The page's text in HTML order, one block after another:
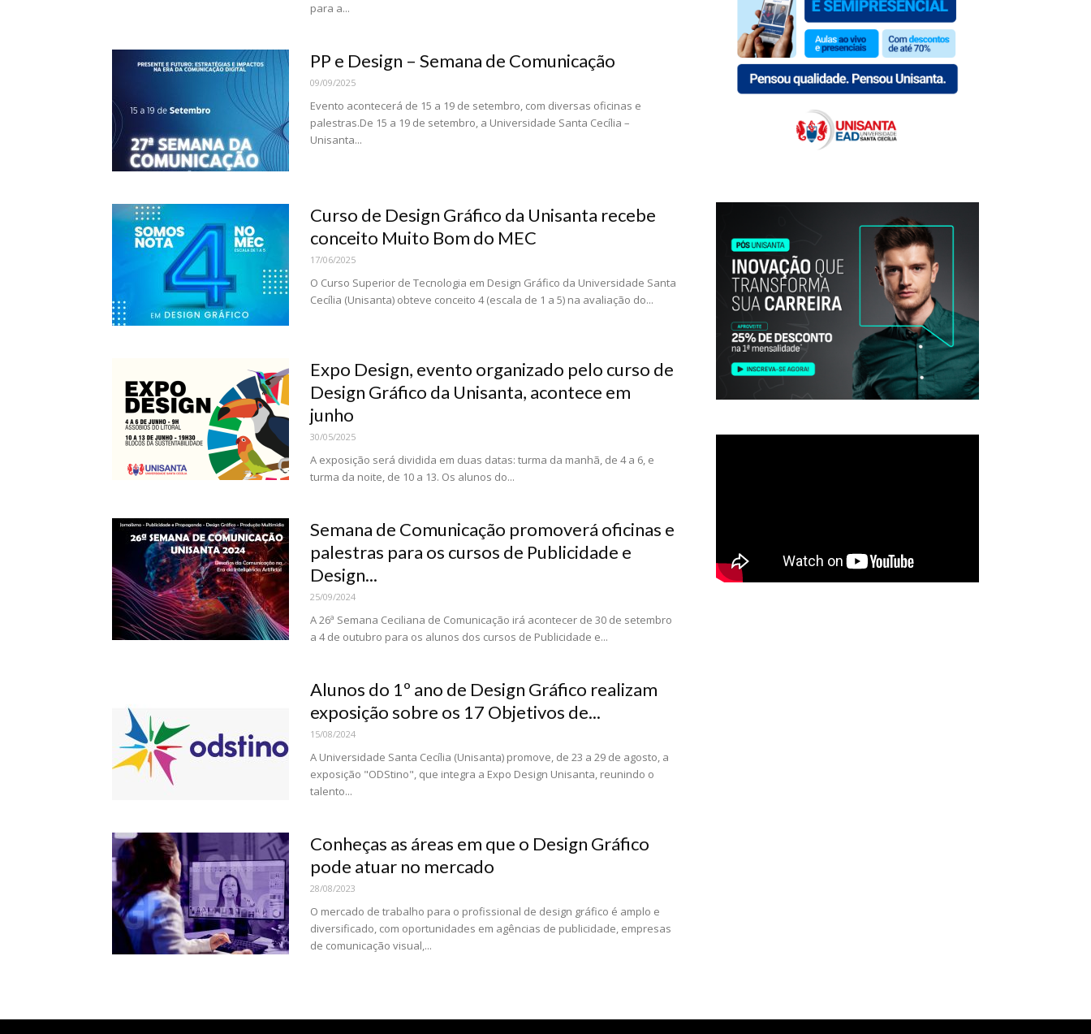
para a...
PP e Design – Semana de Comunicação
09/09/2025
Evento acontecerá de 15 a 19 de setembro, com diversas oficinas e
palestras.De 15 a 19 de setembro, a Universidade Santa Cecília –
Unisanta...
Curso de Design Gráfico da Unisanta recebe
conceito Muito Bom do MEC
17/06/2025
O Curso Superior de Tecnologia em Design Gráfico da Universidade Santa
Cecília (Unisanta) obteve conceito 4 (escala de 1 a 5) na avaliação do...
Expo Design, evento organizado pelo curso de
Design Gráfico da Unisanta, acontece em
junho
30/05/2025
A exposição será dividida em duas datas: turma da manhã, de 4 a 6, e
turma da noite, de 10 a 13. Os alunos do...
Semana de Comunicação promoverá oficinas e
palestras para os cursos de Publicidade e
Design...
25/09/2024
A 26ª Semana Ceciliana de Comunicação irá acontecer de 30 de setembro
a 4 de outubro para os alunos dos cursos de Publicidade e...
Alunos do 1º ano de Design Gráfico realizam
exposição sobre os 17 Objetivos de...
15/08/2024
A Universidade Santa Cecília (Unisanta) promove, de 23 a 29 de agosto, a
exposição "ODStino", que integra a Expo Design Unisanta, reunindo o
talento...
Conheças as áreas em que o Design Gráfico
pode atuar no mercado
28/08/2023
O mercado de trabalho para o profissional de design gráfico é amplo e
diversificado, com oportunidades em agências de publicidade, empresas
de comunicação visual,...